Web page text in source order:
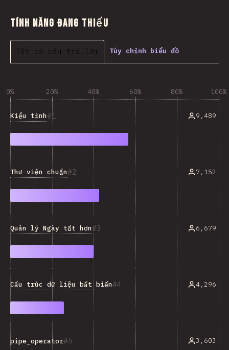
Tính năng đang thiếu
Tất cả câu trả lời Tùy chỉnh biểu đồ
0% 20% 40% 60% 80% 100%
1
Kiểu tĩnh 9,489
2
Thư viện chuẩn 7,152
3
Quản lý Ngày tốt hơn 6,679
4
Cấu trúc dữ liệu bất biến 4,296
5
pipe_operator 3,603